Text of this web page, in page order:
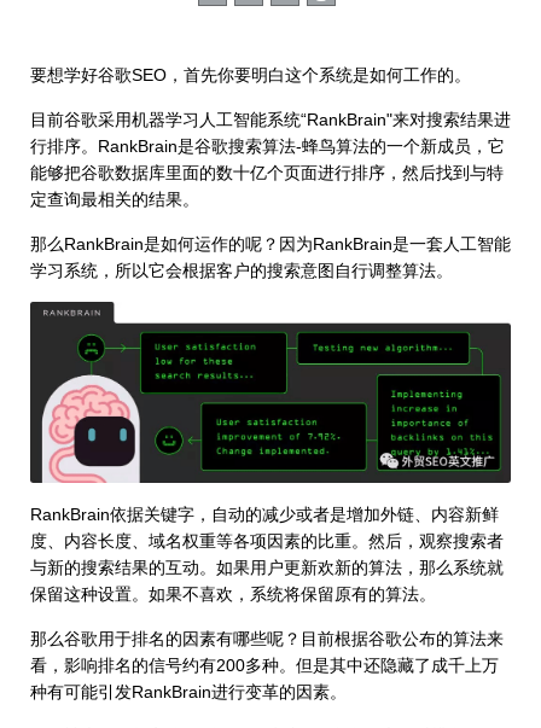
要想学好谷歌SEO，首先你要明白这个系统是如何工作的。
目前谷歌采用机器学习人工智能系统“RankBrain"来对搜索结果进
行排序。RankBrain是谷歌搜索算法-蜂鸟算法的一个新成员，它
能够把谷歌数据库里面的数十亿个页面进行排序，然后找到与特
定查询最相关的结果。
那么RankBrain是如何运作的呢？因为RankBrain是一套人工智能
学习系统，所以它会根据客户的搜索意图自行调整算法。
RankBrain依据关键字，自动的减少或者是增加外链、内容新鲜
度、内容长度、域名权重等各项因素的比重。然后，观察搜索者
与新的搜索结果的互动。如果用户更新欢新的算法，那么系统就
保留这种设置。如果不喜欢，系统将保留原有的算法。
那么谷歌用于排名的因素有哪些呢？目前根据谷歌公布的算法来
看，影响排名的信号约有200多种。但是其中还隐藏了成千上万
种有可能引发RankBrain进行变革的因素。